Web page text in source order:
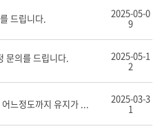
드립니다. 2025-05-0
9
문의를 드립니다. 2025-05-1
2
느정도까지 유지가 ... 2025-03-3
1